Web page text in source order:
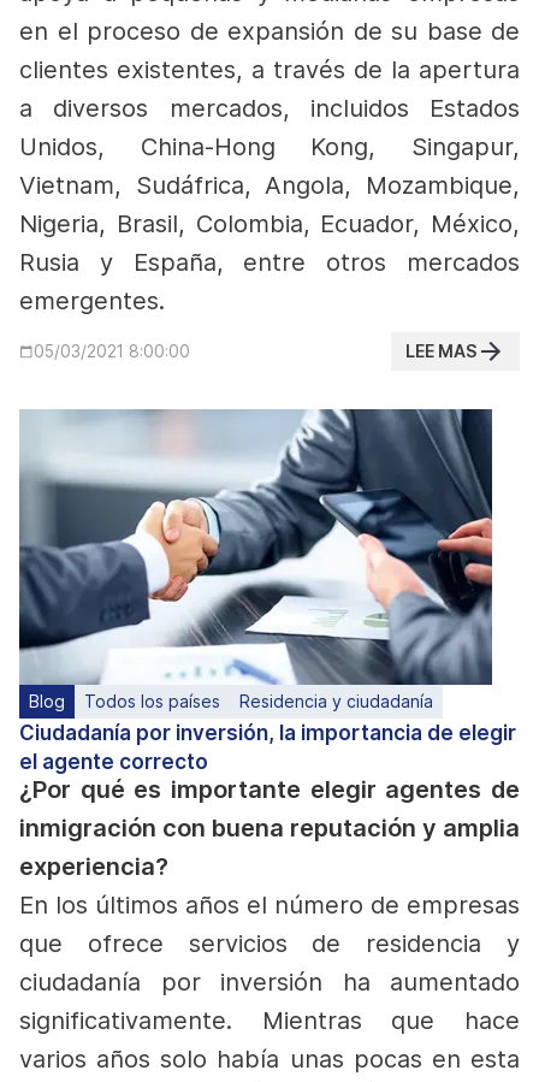
en el proceso de expansión de su base de
clientes existentes, a través de la apertura
a diversos mercados, incluidos Estados
Unidos, China-Hong Kong, Singapur,
Vietnam, Sudáfrica, Angola, Mozambique,
Nigeria, Brasil, Colombia, Ecuador, México,
Rusia y España, entre otros mercados
emergentes.
05/03/2021 8:00:00 LEE MAS
Blog Todos los países Residencia y ciudadanía
Ciudadanía por inversión, la importancia de elegir
el agente correcto
¿Por qué es importante elegir agentes de
inmigración con buena reputación y amplia
experiencia?
En los últimos años el número de empresas
que ofrece servicios de residencia y
ciudadanía por inversión ha aumentado
significativamente. Mientras que hace
varios años solo había unas pocas en esta